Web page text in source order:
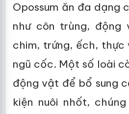
Opossum ăn đa dạng
như côn trùng, động
chim, trứng, ếch,
ngũ cốc. Một số loài
động vật để bổ sung
kiện nuôi nhốt,